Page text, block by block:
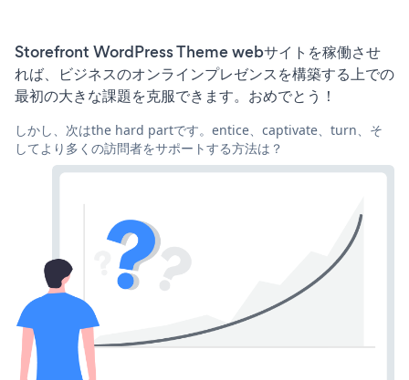
Storefront WordPress Theme webサイトを稼働させ
れば、ビジネスのオンラインプレゼンスを構築する上での
最初の大きな課題を克服できます。おめでとう！
しかし、次はthe hard partです。entice、captivate、turn、そ
してより多くの訪問者をサポートする方法は？